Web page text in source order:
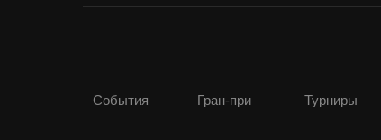
Турниры
Гран-при
События